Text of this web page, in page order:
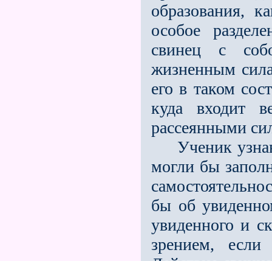
образования,
особое
свинец с
жизненным
его в таком
куда входит
рассеянными
Ученик
могли бы
бы об
увиденного и
зрением,